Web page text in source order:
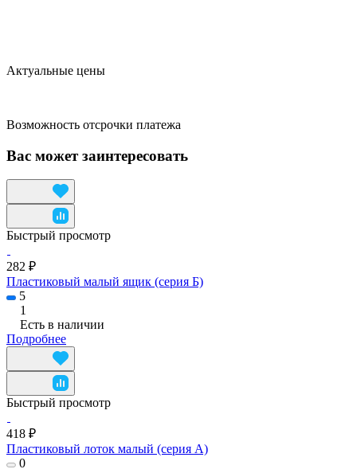
Актуальные цены
Возможность отсрочки платежа
Вас может заинтересовать
Быстрый просмотр
282 ₽
Пластиковый малый ящик (серия Б)
5
1
Есть в наличии
Подробнее
Быстрый просмотр
418 ₽
Пластиковый лоток малый (серия А)
0